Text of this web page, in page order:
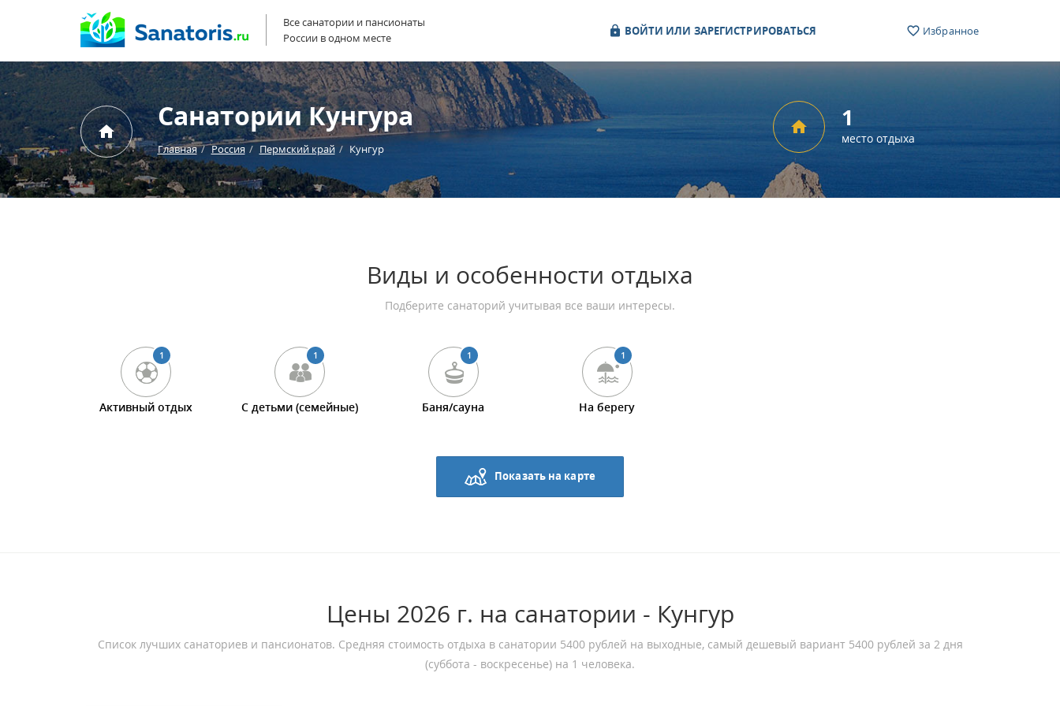
Все санатории и пансионаты
России в одном месте
ВОЙТИ ИЛИ ЗАРЕГИСТРИРОВАТЬСЯ Избранное
Санатории Кунгура
Главная Россия Пермский край Кунгур
1
место отдыха
Виды и особенности отдыха
Подберите санаторий учитывая все ваши интересы.
1
Активный отдых
1
С детьми (семейные)
1
Баня/сауна
1
На берегу
Показать на карте
Цены 2026 г. на санатории - Кунгур
Список лучших санаториев и пансионатов. Средняя стоимость отдыха в санатории 5400 рублей на выходные, самый дешевый вариант 5400 рублей за 2 дня
(суббота - воскресенье) на 1 человека.